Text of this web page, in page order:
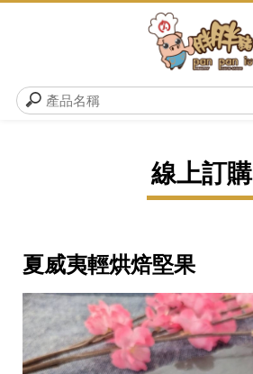
線上訂購
夏威夷輕烘焙堅果